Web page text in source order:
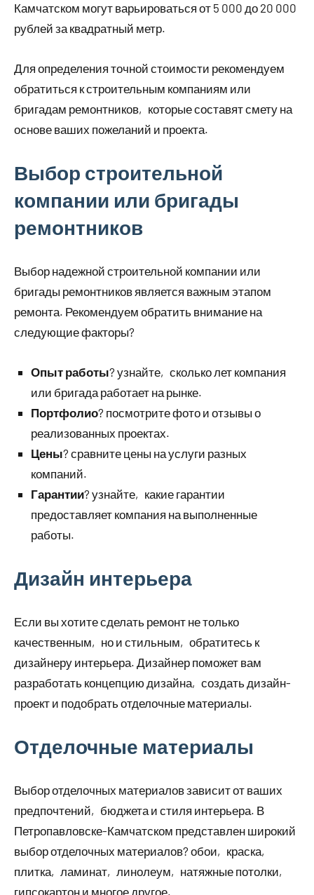
Камчатском могут варьироваться от 5 000 до 20 000
рублей за квадратный метр.
Для определения точной стоимости рекомендуем
обратиться к строительным компаниям или
бригадам ремонтников‚ которые составят смету на
основе ваших пожеланий и проекта.
Выбор строительной
компании или бригады
ремонтников
Выбор надежной строительной компании или
бригады ремонтников является важным этапом
ремонта. Рекомендуем обратить внимание на
следующие факторы?
Опыт работы? узнайте‚ сколько лет компания
или бригада работает на рынке.
Портфолио? посмотрите фото и отзывы о
реализованных проектах.
Цены? сравните цены на услуги разных
компаний.
Гарантии? узнайте‚ какие гарантии
предоставляет компания на выполненные
работы.
Дизайн интерьера
Если вы хотите сделать ремонт не только
качественным‚ но и стильным‚ обратитесь к
дизайнеру интерьера. Дизайнер поможет вам
разработать концепцию дизайна‚ создать дизайн-
проект и подобрать отделочные материалы.
Отделочные материалы
Выбор отделочных материалов зависит от ваших
предпочтений‚ бюджета и стиля интерьера. В
Петропавловске-Камчатском представлен широкий
выбор отделочных материалов? обои‚ краска‚
плитка‚ ламинат‚ линолеум‚ натяжные потолки‚
гипсокартон и многое другое.